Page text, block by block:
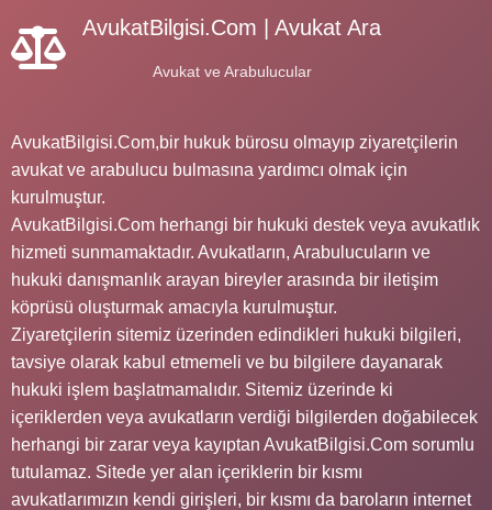
AvukatBilgisi.Com | Avukat Ara
Avukat ve Arabulucular
AvukatBilgisi.Com,bir hukuk bürosu olmayıp ziyaretçilerin
avukat ve arabulucu bulmasına yardımcı olmak için
kurulmuştur.
AvukatBilgisi.Com herhangi bir hukuki destek veya avukatlık
hizmeti sunmamaktadır. Avukatların, Arabulucuların ve
hukuki danışmanlık arayan bireyler arasında bir iletişim
köprüsü oluşturmak amacıyla kurulmuştur.
Ziyaretçilerin sitemiz üzerinden edindikleri hukuki bilgileri,
tavsiye olarak kabul etmemeli ve bu bilgilere dayanarak
hukuki işlem başlatmamalıdır. Sitemiz üzerinde ki
içeriklerden veya avukatların verdiği bilgilerden doğabilecek
herhangi bir zarar veya kayıptan AvukatBilgisi.Com sorumlu
tutulamaz. Sitede yer alan içeriklerin bir kısmı
avukatlarımızın kendi girişleri, bir kısmı da baroların internet